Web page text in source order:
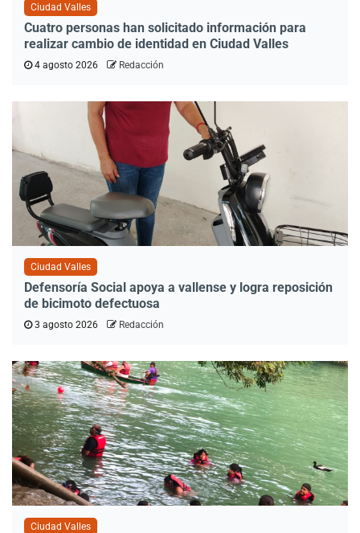
Ciudad Valles
Cuatro personas han solicitado información para
realizar cambio de identidad en Ciudad Valles
4 agosto 2026 Redacción
Ciudad Valles
Defensoría Social apoya a vallense y logra reposición
de bicimoto defectuosa
3 agosto 2026 Redacción
Ciudad Valles